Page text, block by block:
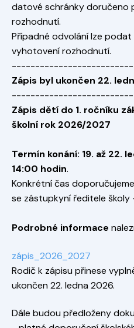
datové schránky doručeno
rozhodnutí.
Případné odvolání lze
vyhotovení rozhodnutí.
Zápis byl ukončen 22.
Zápis dětí do 1. ročníku
školní rok 2026/2027
Termín konání: 19. až 22.
14:00 hodin.
Konkrétní čas
se zástupkyní ředitele školy
Podrobné informace
zápis_2026_2027
Rodič k zápisu přinese
ukončen 22. ledna 2026.
Dále budou předloženy